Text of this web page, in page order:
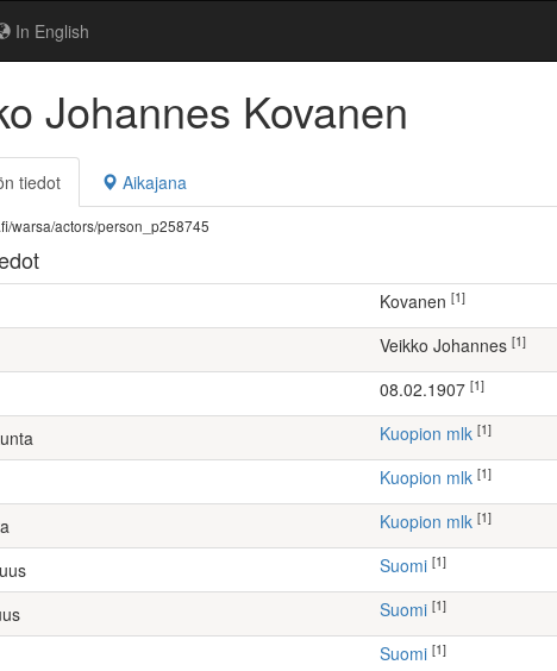
In English
Johannes Kovanen
tiedot Aikajana
warsa/actors/person_p258745
Kovanen [1]
Veikko Johannes [1]
08.02.1907 [1]
Kuopion mlk [1]
Kuopion mlk [1]
Kuopion mlk [1]
Suomi [1]
Suomi [1]
Suomi [1]